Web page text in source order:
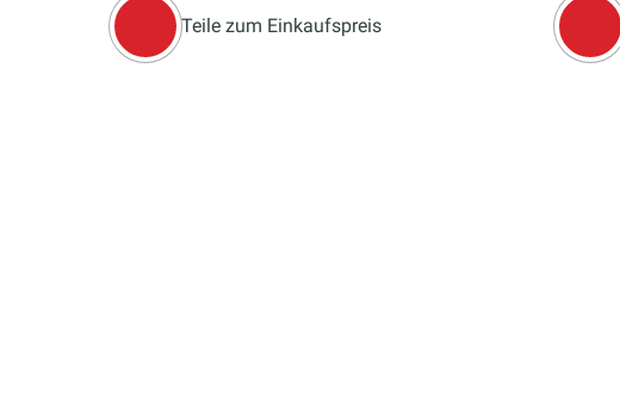
Teile zum Einkaufspreis